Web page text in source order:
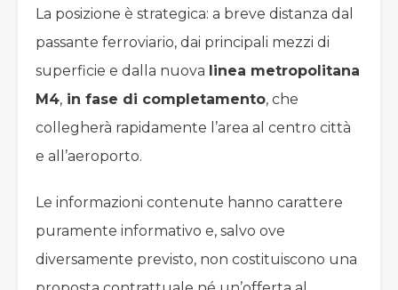
La posizione è strategica: a breve distanza dal
passante ferroviario, dai principali mezzi di
superficie e dalla nuova linea metropolitana
M4, in fase di completamento, che
collegherà rapidamente l’area al centro città
e all’aeroporto.
Le informazioni contenute hanno carattere
puramente informativo e, salvo ove
diversamente previsto, non costituiscono una